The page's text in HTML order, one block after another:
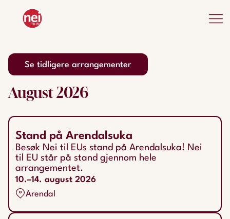
Se tidligere arrangementer
August2026
Stand på Arendalsuka
Besøk Nei til EUs stand på Arendalsuka! Nei
til EU står på stand gjennom hele
arrangementet.
10.–14. august 2026
Arendal